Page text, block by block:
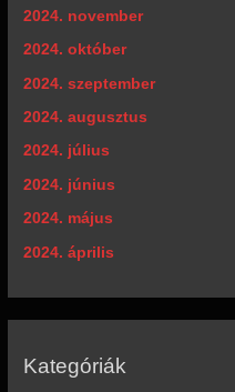
2024. november
2024. október
2024. szeptember
2024. augusztus
2024. július
2024. június
2024. május
2024. április
Kategóriák